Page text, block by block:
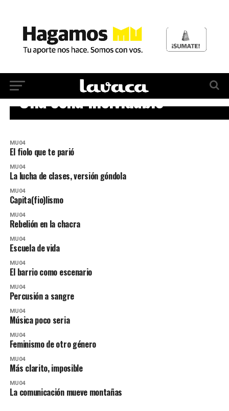
Una cena inolvidable
MU04
El fiolo que te parió
MU04
La lucha de clases, versión góndola
MU04
Capita(fio)lismo
MU04
Rebelión en la chacra
MU04
Escuela de vida
MU04
El barrio como escenario
MU04
Percusión a sangre
MU04
Música poco seria
MU04
Feminismo de otro género
MU04
Más clarito, imposible
MU04
La comunicación mueve montañas